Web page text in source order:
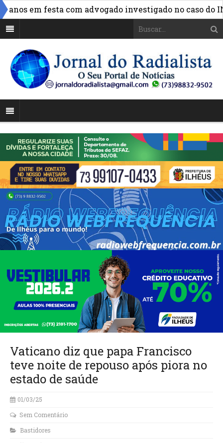
em festa com advogado investigado no caso do INSS
Vaticano diz que papa Francisco
teve noite de repouso após piora no
estado de saúde
01/03/25
Sem Comentário
Bastidores